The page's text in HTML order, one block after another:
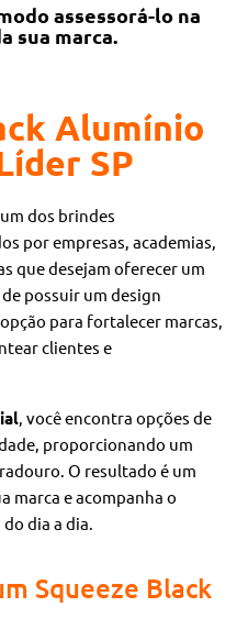
assessorá-lo na
sua marca.
Alumínio
SP
dos brindes
por empresas, academias,
que desejam oferecer um
possuir um design
para fortalecer marcas,
clientes e
, você encontra opções de
proporcionando um
O resultado é um
marca e acompanha o
dia a dia.
Squeeze Black